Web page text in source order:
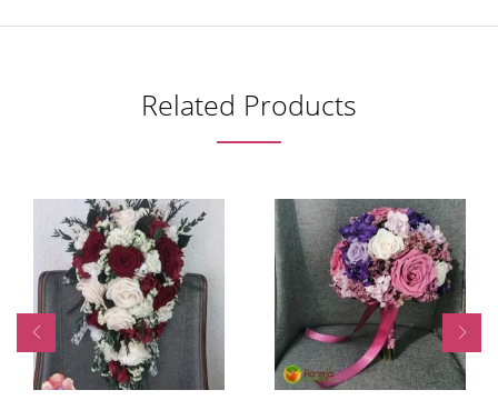
Related Products